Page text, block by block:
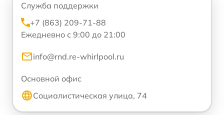
Служба поддержки
+7 (863) 209-71-88
Ежедневно с 9:00 до 21:00
info@rnd.re-whirlpool.ru
Основной офис
Социалистическая улица, 74